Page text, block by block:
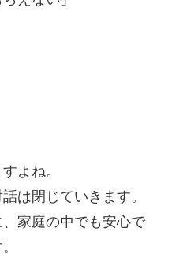
よね。
は閉じていきます。
家庭の中でも安心で